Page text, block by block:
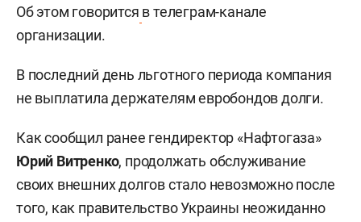
Об этом говорится в телеграм-канале
организации.
В последний день льготного периода компания
не выплатила держателям евробондов долги.
Как сообщил ранее гендиректор «Нафтогаза»
Юрий Витренко, продолжать обслуживание
своих внешних долгов стало невозможно после
того, как правительство Украины неожиданно